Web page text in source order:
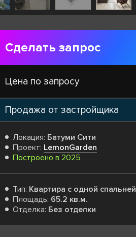
Сделать запрос
Цена по запросу
Продажа от застройщика
Локация: Батуми Сити
Проект: LemonGarden
Построено в 2025
Тип: Квартира с одной спальней
Площадь: 65.2 кв.м.
Отделка: Без отделки